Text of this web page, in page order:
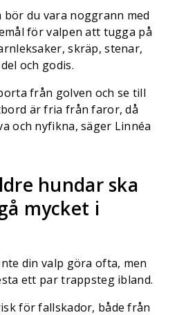
du vara noggrann med
för valpen att tugga på
skräp, stenar,
och godis.
från golven och se till
är fria från faror, då
och nyfikna, säger Linnéa
hundar ska
mycket i
din valp göra ofta, men
ett par trappsteg ibland.
för fallskador, både från